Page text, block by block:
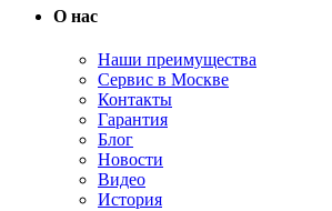
О нас
Наши преимущества
Сервис в Москве
Контакты
Гарантия
Блог
Новости
Видео
История